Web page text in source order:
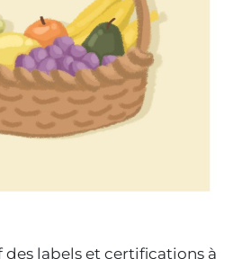
labels et certifications à